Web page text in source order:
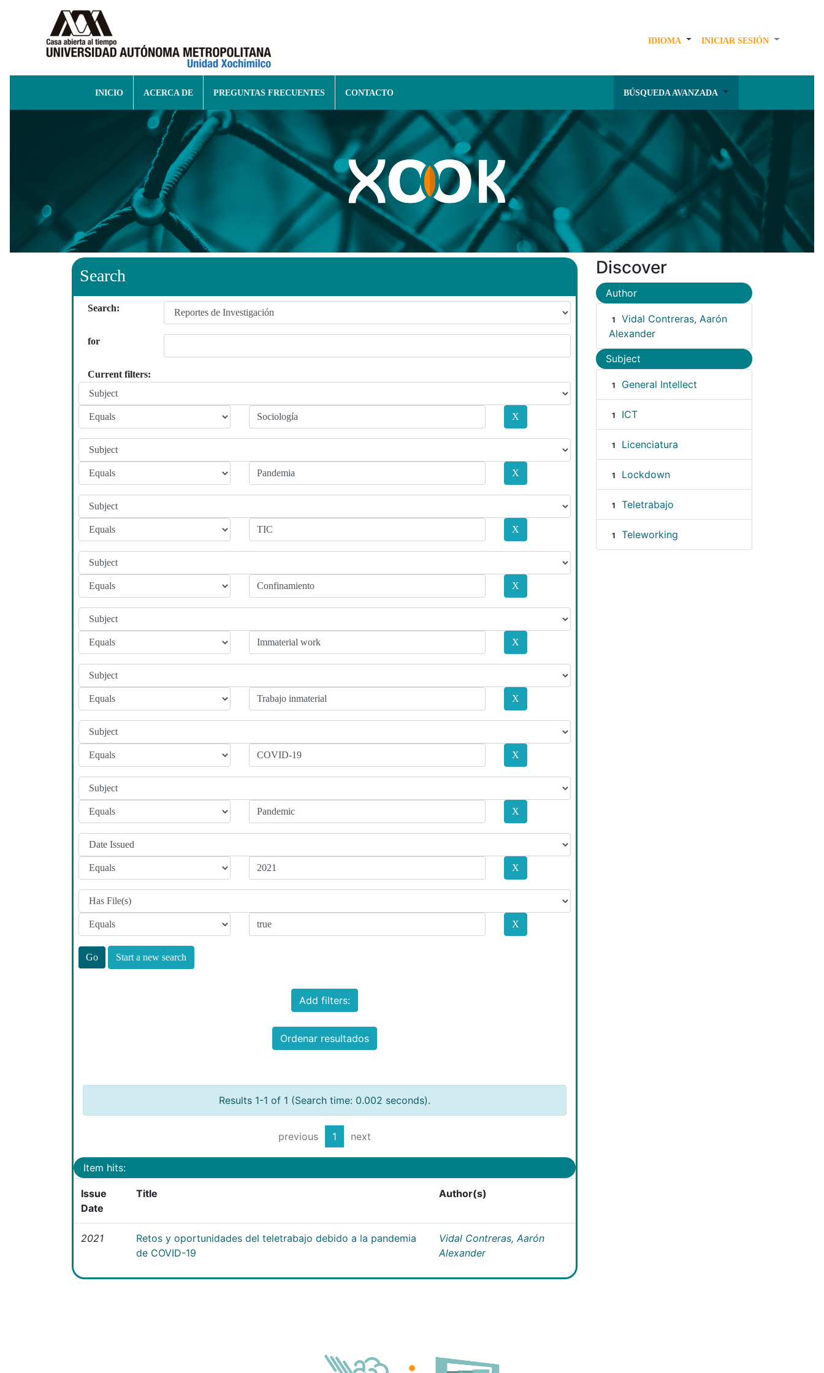
IDIOMA INICIAR SESIÓN
INICIO ACERCA DE PREGUNTAS FRECUENTES CONTACTO BÚSQUEDA AVANZADA
Search
Search:
for
Current filters:
Start a new search
Add filters:
Ordenar resultados
Results 1-1 of 1 (Search time: 0.002 seconds).
previous 1 next
Item hits:
Issue
Date
Title Author(s)
2021
Retos y oportunidades del teletrabajo debido a la pandemia
de COVID-19
Vidal Contreras, Aarón
Alexander
Discover
Author
1
Vidal Contreras, Aarón
Alexander
Subject
1 General Intellect
1 ICT
1 Licenciatura
1 Lockdown
1 Teletrabajo
1 Teleworking